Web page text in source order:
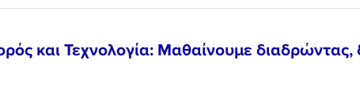
και Τεχνολογία: Μαθαίνουμε